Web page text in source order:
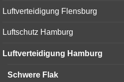
Luftverteidigung Flensburg
Luftschutz Hamburg
Luftverteidigung Hamburg
Schwere Flak